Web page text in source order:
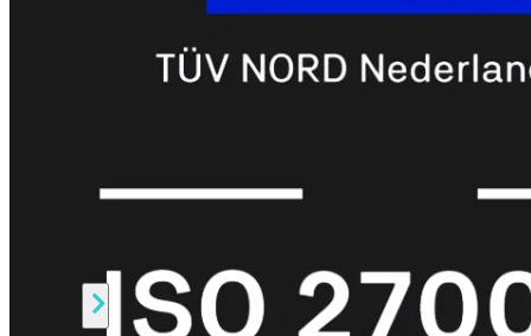
PremFortiCloud
Alles
Producten